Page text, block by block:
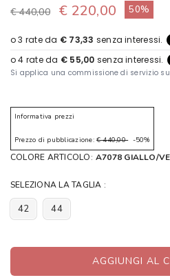
€ 440,00 € 220,00 50%
Informativa prezzi
Prezzo di pubblicazione: € 440,00-50%
COLORE ARTICOLO: A7078 GIALLO/
SELEZIONA LA TAGLIA :
42 44
AGGIUNGI AL